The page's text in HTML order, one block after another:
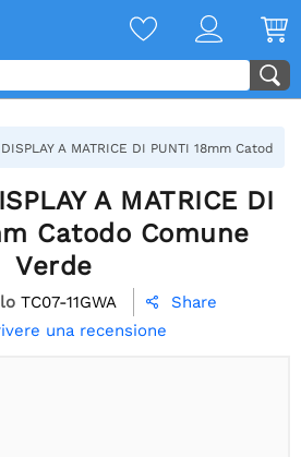
A MATRICE DI PUNTI 18mm Catodo
A MATRICE DI
Catodo Comune
Verde
TC07-11GWA 
Share
una recensione